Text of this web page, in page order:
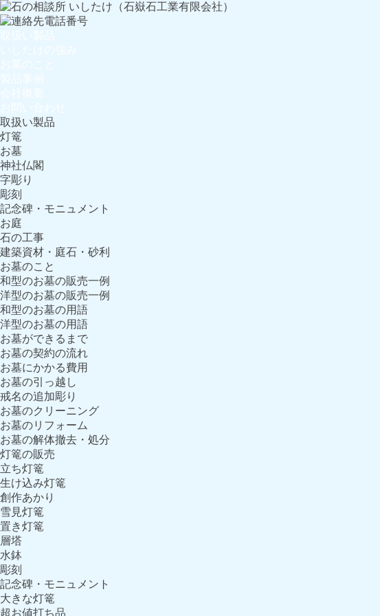
取扱い製品
灯篭
お墓
神社仏閣
字彫り
彫刻
記念碑・モニュメント
お庭
石の工事
建築資材・庭石・砂利
お墓のこと
和型のお墓の販売一例
洋型のお墓の販売一例
和型のお墓の用語
洋型のお墓の用語
お墓ができるまで
お墓の契約の流れ
お墓にかかる費用
お墓の引っ越し
戒名の追加彫り
お墓のクリーニング
お墓のリフォーム
お墓の解体撤去・処分
灯篭の販売
立ち灯篭
生け込み灯篭
創作あかり
雪見灯篭
置き灯篭
層塔
水鉢
彫刻
記念碑・モニュメント
大きな灯篭
超お値打ち品